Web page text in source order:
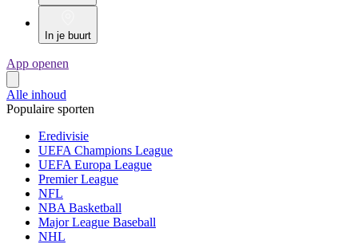
In je buurt
App openen
Alle inhoud
Populaire sporten
Eredivisie
UEFA Champions League
UEFA Europa League
Premier League
NFL
NBA Basketball
Major League Baseball
NHL